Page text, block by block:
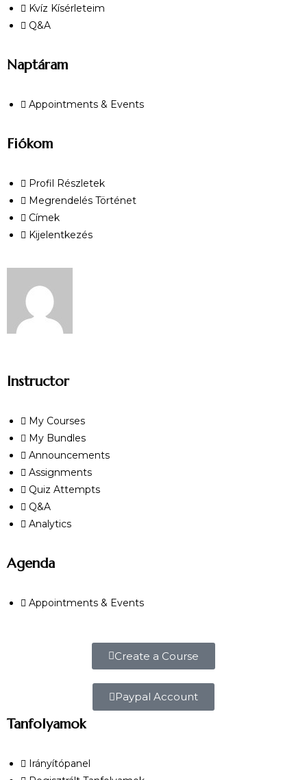
Kvíz Kísérleteim
Q&A
Naptáram
Appointments & Events
Fiókom
Profil Részletek
Megrendelés Történet
Címek
Kijelentkezés
Instructor
My Courses
My Bundles
Announcements
Assignments
Quiz Attempts
Q&A
Analytics
Agenda
Appointments & Events
Create a Course
Paypal Account
Tanfolyamok
Irányítópanel